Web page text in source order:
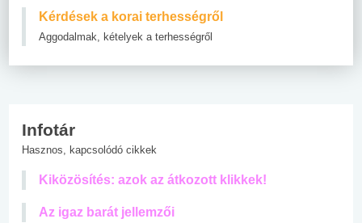
Kérdések a korai terhességről
Aggodalmak, kételyek a terhességről
Infotár
Hasznos, kapcsolódó cikkek
Kiközösítés: azok az átkozott klikkek!
Az igaz barát jellemzői